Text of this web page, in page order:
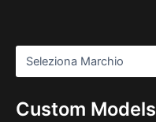
Custom Models